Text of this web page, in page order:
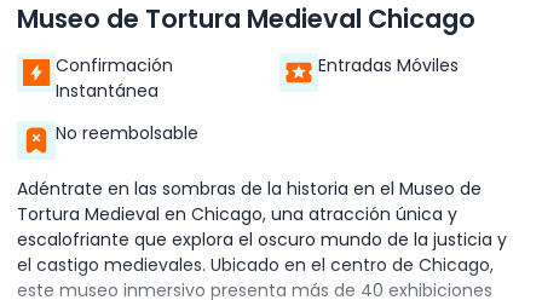
Museo de Tortura Medieval Chicago
Confirmación
Instantánea
Entradas Móviles
No reembolsable
Adéntrate en las sombras de la historia en el Museo de
Tortura Medieval en Chicago, una atracción única y
escalofriante que explora el oscuro mundo de la justicia y
el castigo medievales. Ubicado en el centro de Chicago,
este museo inmersivo presenta más de 40 exhibiciones